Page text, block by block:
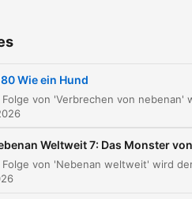
RTL:
00:02:03 Inhaltswarnung
00:08:53 Der Vorfall im
Wie ein Hund
Weltweit 7: Das Monster